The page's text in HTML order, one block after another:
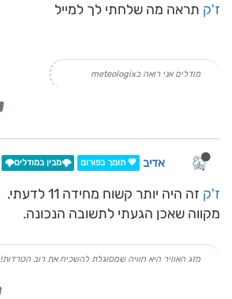
ז'ק תראה מה שלחתי לך למייל
מודלים אני רואה בmeteologix
אדיב 💖 תומך בפורום 🌩️מבין במודלים🌩️
ז'ק זה היה יותר קשוח מחידה 11 לדעתי.
מקווה שאכן הגעתי לתשובה הנכונה.
מזג האוויר היא חוויה שמסוגלת להשכיח את רוב הטרדות!